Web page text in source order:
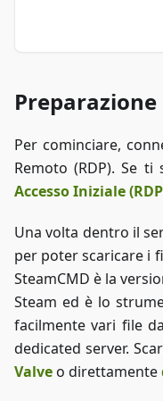
Preparazione
Per cominciare,
Remoto (RDP). Se
Accesso Iniziale
Una volta dentro il
per poter scaricare i
SteamCMD è la
Steam ed è lo
facilmente vari file
dedicated server.
Valveo direttamente